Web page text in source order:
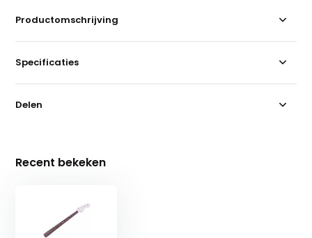
Productomschrijving
Specificaties
Delen
Recent bekeken